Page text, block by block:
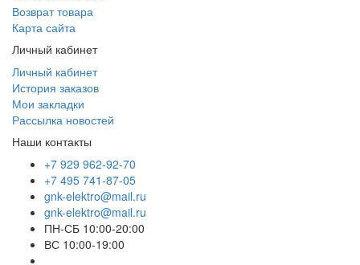
Возврат товара
Карта сайта
Личный кабинет
Личный кабинет
История заказов
Мои закладки
Рассылка новостей
Наши контакты
+7 929 962-92-70
+7 495 741-87-05
gnk-elektro@mail.ru
gnk-elektro@mail.ru
ПН-СБ 10:00-20:00
ВС 10:00-19:00